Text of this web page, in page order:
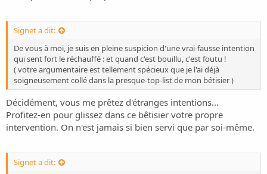
Signet a dit:
De vous à moi, je suis en pleine suspicion d'une vrai-fausse intention
qui sent fort le réchauffé : et quand c'est bouillu, c'est foutu !
( votre argumentaire est tellement spécieux que je l'ai déjà
soigneusement collé dans la presque-top-list de mon bétisier )
Décidément, vous me prêtez d'étranges intentions...
Profitez-en pour glissez dans ce bêtisier votre propre
intervention. On n'est jamais si bien servi que par soi-même.
Signet a dit: